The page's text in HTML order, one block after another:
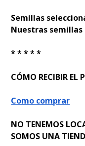
Semillas
Nuestras
* * * * *
CÓMO RECIBIR EL
Como comprar
NO TENEMOS
SOMOS UNA